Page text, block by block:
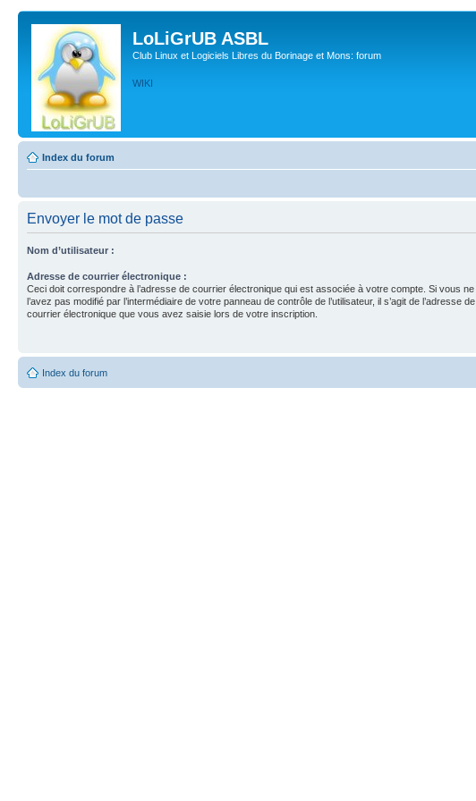
LoLiGrUB ASBL
Club Linux et Logiciels Libres du Borinage et Mons: forum
WIKI
Index du forum
Envoyer le mot de passe
Nom d’utilisateur :
Adresse de courrier électronique :
Ceci doit correspondre à l’adresse de courrier électronique qui est associée à votre compte. Si vous ne
l’avez pas modifié par l’intermédiaire de votre panneau de contrôle de l’utilisateur, il s’agit de l’adresse de
courrier électronique que vous avez saisie lors de votre inscription.
Index du forum